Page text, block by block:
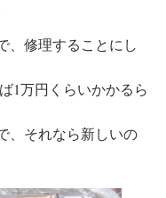
、修理することにし
1万円くらいかかるら
、それなら新しいの